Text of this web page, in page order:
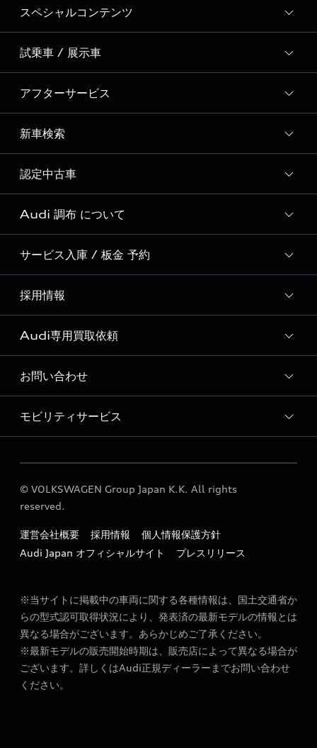
全国統一イベント
ディーラー独自イベント
スペシャルコンテンツ
スペシャルコンテンツ一覧
Event Report
Audi 自動車保険プレミアム
SNS
Welcome to Audi Life
試乗車 / 展示車
試乗予約
試乗車・展示車一覧
Audi GO（レンタカーサービス）
Audi Virtual Showroom
アフターサービス
サービスクオリティ
オリジナルサービスメニュー
Audi Cam
新車検索
新車検索
認定中古車
全国販売台数 No.1の実績
Audi認定中古車検索
Audi 調布 について
Audi 調布 店舗情報
Audi Approved Automobile 調布 店舗情報
Audi 調布 運営会社概要
Audi 調布 お客様の声
ショールーム紹介動画
サービス入庫 / 板金 予約
Audi 調布 サービス入庫予約
ボディリペア（板金）予約サービス
採用情報
採用ページ
Audi専用買取依頼
Audi専用買取依頼フォーム
お問い合わせ
各種お問い合わせ
モビリティサービス
Audi GO（レンタカーサービス）
© VOLKSWAGEN Group Japan K.K. All rights
reserved.
運営会社概要 採用情報
個人情報保護方針
Audi Japan オフィシャルサイト
プレスリリース
※当サイトに掲載中の車両に関する各種情報は、国土交通省か
らの型式認可取得状況により、発表済の最新モデルの情報とは
異なる場合がございます。あらかじめご了承ください。
※最新モデルの販売開始時期は、販売店によって異なる場合が
ございます。詳しくはAudi正規ディーラーまでお問い合わせ
ください。